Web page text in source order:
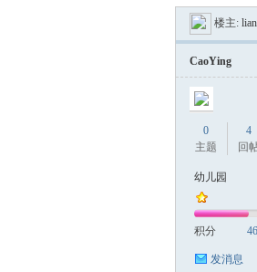
» ›
楼主:
CaoYing
0
主题
4
回
幼儿园
积分 46
发消息